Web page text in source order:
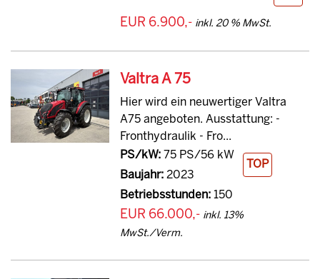
EUR 6.900,- inkl. 20 % MwSt.
Valtra A 75
Hier wird ein neuwertiger Valtra
A75 angeboten. Ausstattung: -
Fronthydraulik - Fro...
PS/kW:75 PS/56 kW
Baujahr:2023
Betriebsstunden:150
TOP
EUR 66.000,- inkl. 13%
MwSt./Verm.